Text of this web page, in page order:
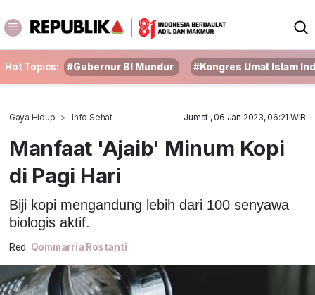
Hot Topics: #Gubernur BI Mundur #Kongres Umat Islam
Gaya Hidup Info Sehat Jumat , 06 Jan 2023, 06:21 WIB
Manfaat 'Ajaib' Minum Kopi
di Pagi Hari
Biji kopi mengandung lebih dari 100 senyawa
biologis aktif.
Red: Qommarria Rostanti